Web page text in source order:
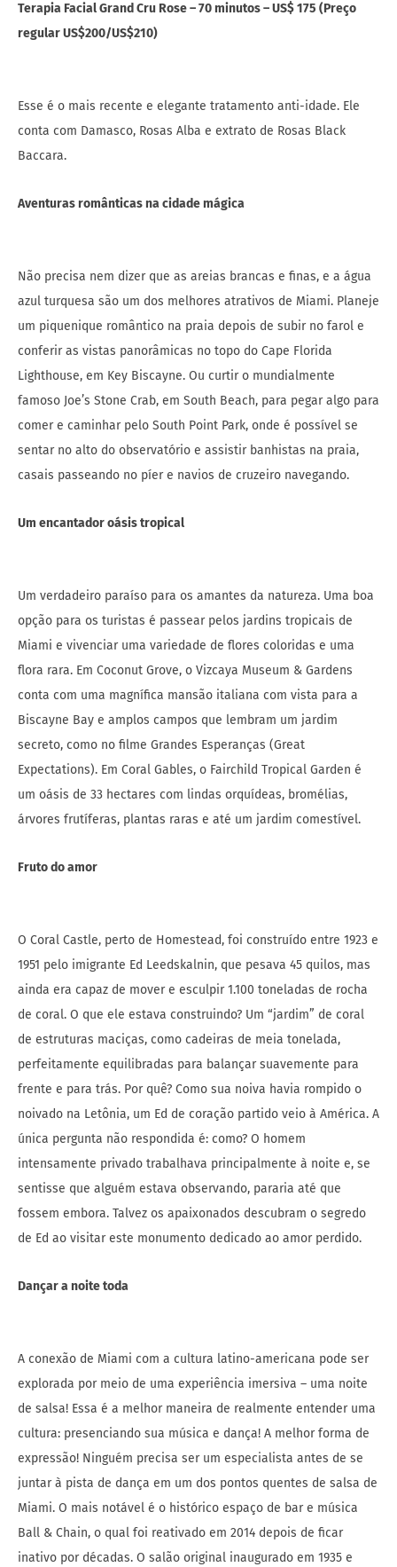
Terapia Facial Grand Cru Rose – 70 minutos – US$ 175 (Preço
regular US$200/US$210)
Esse é o mais recente e elegante tratamento anti-idade. Ele
conta com Damasco, Rosas Alba e extrato de Rosas Black
Baccara.
Aventuras românticas na cidade mágica
Não precisa nem dizer que as areias brancas e finas, e a água
azul turquesa são um dos melhores atrativos de Miami. Planeje
um piquenique romântico na praia depois de subir no farol e
conferir as vistas panorâmicas no topo do Cape Florida
Lighthouse, em Key Biscayne. Ou curtir o mundialmente
famoso Joe’s Stone Crab, em South Beach, para pegar algo para
comer e caminhar pelo South Point Park, onde é possível se
sentar no alto do observatório e assistir banhistas na praia,
casais passeando no píer e navios de cruzeiro navegando.
Um encantador oásis tropical
Um verdadeiro paraíso para os amantes da natureza. Uma boa
opção para os turistas é passear pelos jardins tropicais de
Miami e vivenciar uma variedade de flores coloridas e uma
flora rara. Em Coconut Grove, o Vizcaya Museum & Gardens
conta com uma magnífica mansão italiana com vista para a
Biscayne Bay e amplos campos que lembram um jardim
secreto, como no filme Grandes Esperanças (Great
Expectations). Em Coral Gables, o Fairchild Tropical Garden é
um oásis de 33 hectares com lindas orquídeas, bromélias,
árvores frutíferas, plantas raras e até um jardim comestível.
Fruto do amor
O Coral Castle, perto de Homestead, foi construído entre 1923 e
1951 pelo imigrante Ed Leedskalnin, que pesava 45 quilos, mas
ainda era capaz de mover e esculpir 1.100 toneladas de rocha
de coral. O que ele estava construindo? Um “jardim” de coral
de estruturas maciças, como cadeiras de meia tonelada,
perfeitamente equilibradas para balançar suavemente para
frente e para trás. Por quê? Como sua noiva havia rompido o
noivado na Letônia, um Ed de coração partido veio à América. A
única pergunta não respondida é: como? O homem
intensamente privado trabalhava principalmente à noite e, se
sentisse que alguém estava observando, pararia até que
fossem embora. Talvez os apaixonados descubram o segredo
de Ed ao visitar este monumento dedicado ao amor perdido.
Dançar a noite toda
A conexão de Miami com a cultura latino-americana pode ser
explorada por meio de uma experiência imersiva – uma noite
de salsa! Essa é a melhor maneira de realmente entender uma
cultura: presenciando sua música e dança! A melhor forma de
expressão! Ninguém precisa ser um especialista antes de se
juntar à pista de dança em um dos pontos quentes de salsa de
Miami. O mais notável é o histórico espaço de bar e música
Ball & Chain, o qual foi reativado em 2014 depois de ficar
inativo por décadas. O salão original inaugurado em 1935 e